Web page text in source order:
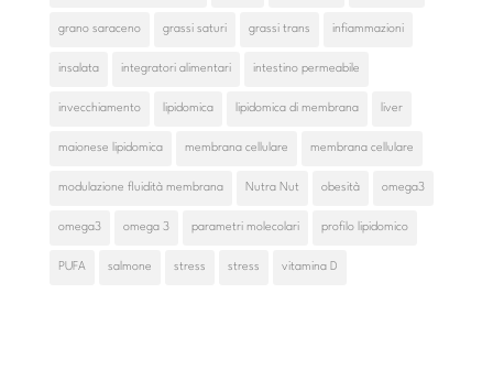
grano saraceno grassi saturi grassi trans infiammazioni
insalata integratori alimentari intestino permeabile
invecchiamento lipidomica lipidomica di membrana liver
maionese lipidomica membrana cellulare membrana cellulare
modulazione fluidità membrana Nutra Nut obesità omega3
omega3 omega 3 parametri molecolari profilo lipidomico
PUFA salmone stress stress vitamina D